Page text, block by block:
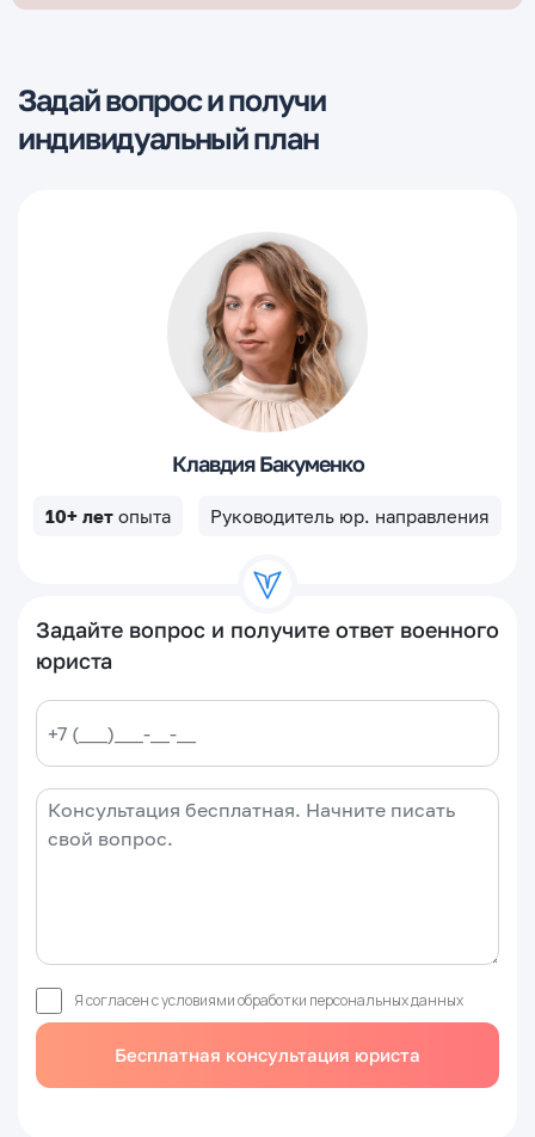
Задай вопрос и получи
индивидуальный план
Клавдия Бакуменко
10+ лет опыта Руководитель юр. направления
Задайте вопрос и получите ответ военного
юриста
Я согласен с условиями обработки персональных данных
Бесплатная консультация юриста